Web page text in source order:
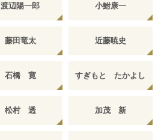
渡辺陽一郎 小鮒康一
藤田竜太 近藤暁史
石橋 寛 すぎもと たかよし
松村 透 加茂 新